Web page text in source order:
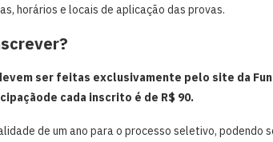
horários e locais de aplicação das provas.
ser feitas exclusivamente pelo site da
cada inscrito é de R$ 90.
de um ano para o processo seletivo,